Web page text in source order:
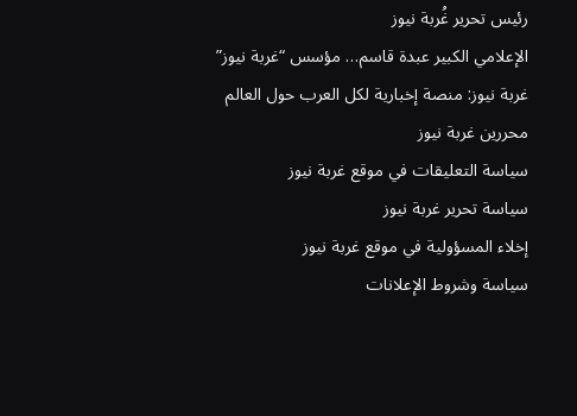
رئيس تحرير غُربة نيوز
الإعلامي الكبير عبدة قاسم… مؤسس “غربة نيوز”
غربة نيوز: منصة إخبارية لكل العرب حول العالم
محررين غربة نيوز
سياسة التعليقات في موقع غربة نيوز
سياسة تحرير غربة نيوز
إخلاء المسؤولية في موقع غربة نيوز
سياسة وشروط الإعلانات